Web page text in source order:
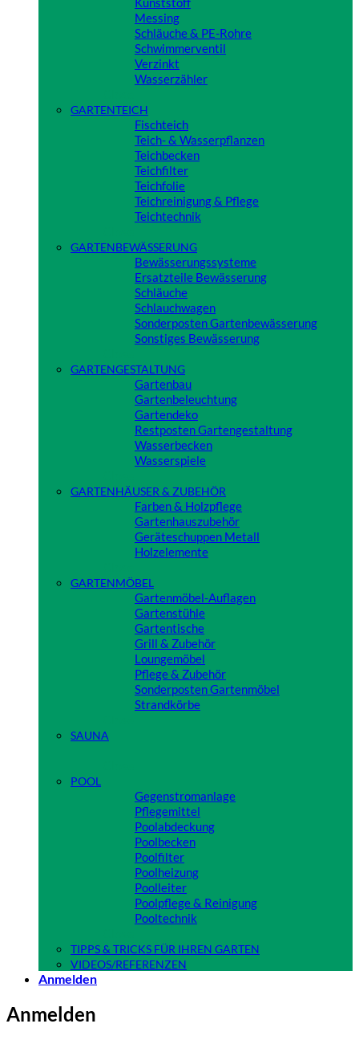
Messing
Schläuche & PE-Rohre
Schwimmerventil
Verzinkt
Wasserzähler
GARTENTEICH
Fischteich
Teich- & Wasserpflanzen
Teichbecken
Teichfilter
Teichfolie
Teichreinigung & Pflege
Teichtechnik
GARTENBEWÄSSERUNG
Bewässerungssysteme
Ersatzteile Bewässerung
Schläuche
Schlauchwagen
Sonderposten Gartenbewässerung
Sonstiges Bewässerung
GARTENGESTALTUNG
Gartenbau
Gartenbeleuchtung
Gartendeko
Restposten Gartengestaltung
Wasserbecken
Wasserspiele
GARTENHÄUSER & ZUBEHÖR
Farben & Holzpflege
Gartenhauszubehör
Geräteschuppen Metall
Holzelemente
GARTENMÖBEL
Gartenmöbel-Auflagen
Gartenstühle
Gartentische
Grill & Zubehör
Loungemöbel
Pflege & Zubehör
Sonderposten Gartenmöbel
Strandkörbe
SAUNA
POOL
Gegenstromanlage
Pflegemittel
Poolabdeckung
Poolbecken
Poolfilter
Poolheizung
Poolleiter
Poolpflege & Reinigung
Pooltechnik
TIPPS & TRICKS FÜR IHREN GARTEN
VIDEOS/REFERENZEN
Anmelden
Anmelden